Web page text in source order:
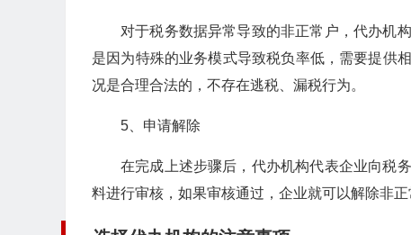
对于税务数据异常导致的非正常户，代办机
是因为特殊的业务模式导致税负率低，需要提供
况是合理合法的，不存在逃税、漏税行为。
5、申请解除
在完成上述步骤后，代办机构代表企业向税
料进行审核，如果审核通过，企业就可以解除非正